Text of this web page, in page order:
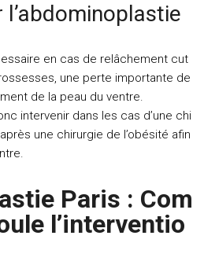
en cas de relâchement cut
une perte importante de
de la peau du ventre.
intervenir dans les cas d’une chi
une chirurgie de l’obésité afin
Paris : Com
l’interventio